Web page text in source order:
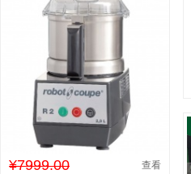
¥7999.00 查看